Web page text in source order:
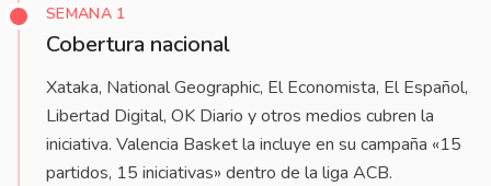
SEMANA 1
Cobertura nacional
Xataka, National Geographic, El Economista, El Español,
Libertad Digital, OK Diario y otros medios cubren la
iniciativa. Valencia Basket la incluye en su campaña «15
partidos, 15 iniciativas» dentro de la liga ACB.